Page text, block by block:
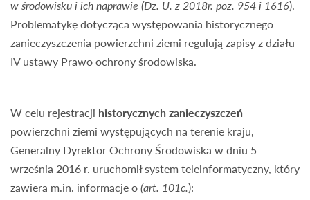
w środowisku i ich naprawie (Dz. U. z 2018r. poz. 954 i 1616).
Problematykę dotycząca występowania historycznego
zanieczyszczenia powierzchni ziemi regulują zapisy z działu
IV ustawy Prawo ochrony środowiska.
W celu rejestracji historycznych zanieczyszczeń
powierzchni ziemi występujących na terenie kraju,
Generalny Dyrektor Ochrony Środowiska w dniu 5
września 2016 r. uruchomił system teleinformatyczny, który
zawiera m.in. informacje o(art. 101c.):